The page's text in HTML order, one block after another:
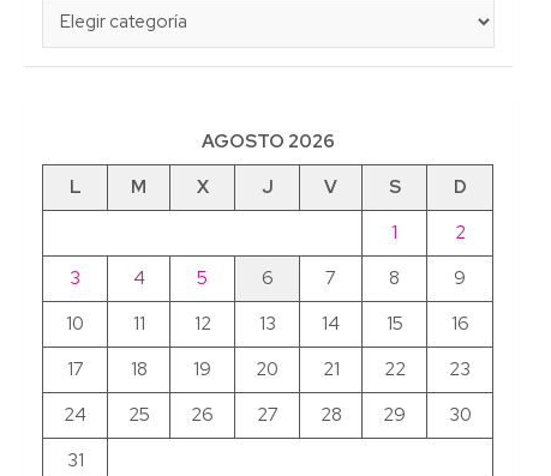
AGOSTO 2026
L
M X J V S
D
1
2
3
4 5 6 7 8
9
10
11 12 13 14 15
16
17
18 19 20 21 22
23
24
25 26 27 28 29
30
31